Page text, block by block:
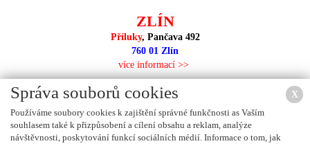
ZLÍN
Příluky, Pančava 492
760 01 Zlín
více informací >>
NEJBLIŽŠÍ PRODEJNA
X
Správa souborů cookies
Používáme soubory cookies k zajištění správné funkčnosti as Vaším
souhlasem také k přizpůsobení a cílení obsahu a reklam, analýze
návštěvnosti, poskytování funkcí sociálních médií. Informace o tom, jak